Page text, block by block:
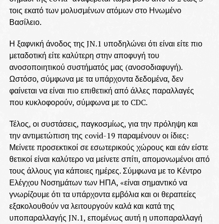
τοις εκατό των μολυσμένων ατόμων στο Ηνωμένο
Βασίλειο.
Η ξαφνική άνοδος της JN.1 υποδηλώνει ότι είναι είτε πιο
μεταδοτική είτε καλύτερη στην αποφυγή του
ανοσοποιητικού συστήματός μας (ανοσοδιαφυγή).
Ωστόσο, σύμφωνα με τα υπάρχοντα δεδομένα, δεν
φαίνεται να είναι πιο επιθετική από άλλες παραλλαγές
που κυκλοφορούν, σύμφωνα με το CDC.
Τέλος, οι συστάσεις, παγκοσμίως, για την πρόληψη και
την αντιμετώπιση της covid-19 παραμένουν οι ίδιες:
Μείνετε προσεκτικοί σε εσωτερικούς χώρους και εάν είστε
θετικοί είναι καλύτερο να μείνετε σπίτι, απομονωμένοι από
τους άλλους για κάποιες ημέρες. Σύμφωνα με το Κέντρο
Ελέγχου Νοσημάτων των ΗΠΑ, «είναι σημαντικό να
γνωρίζουμε ότι τα υπάρχοντα εμβόλια και οι θεραπείες
εξακολουθούν να λειτουργούν καλά και κατά της
υποπαραλλαγής JN.1, επομένως αυτή η υποπαραλλαγή